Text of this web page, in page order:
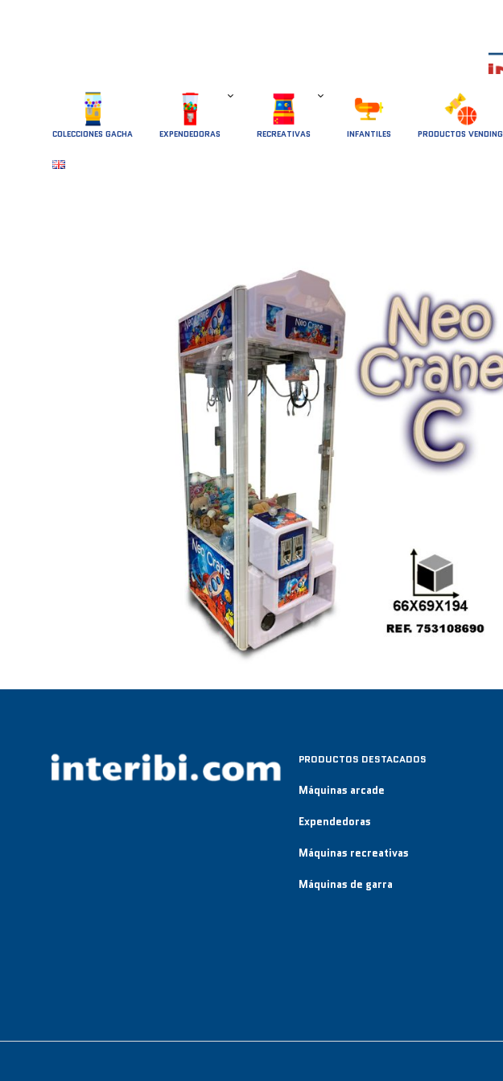
COLECCIONES GACHA EXPENDEDORAS RECREATIVAS INFANTILES PRODUCTOS VENDING
PRODUCTOS DESTACADOS
Máquinas arcade
Expendedoras
Máquinas recreativas
Máquinas de garra